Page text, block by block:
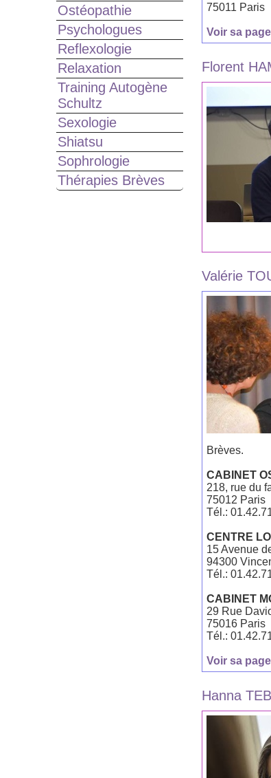
Ostéopathie
Psychologues
Reflexologie
Relaxation
Training Autogène
Schultz
Sexologie
Shiatsu
Sophrologie
Thérapies Brèves
75011 Paris
Voir sa page
Florent
Valérie
Brèves.
CABINET
218, rue du
75012 Paris
Tél.:
CENTRE
15 Avenue
94300
Tél.:
CABINET
29 Rue
75016 Paris
Tél.:
Voir sa page
Hanna